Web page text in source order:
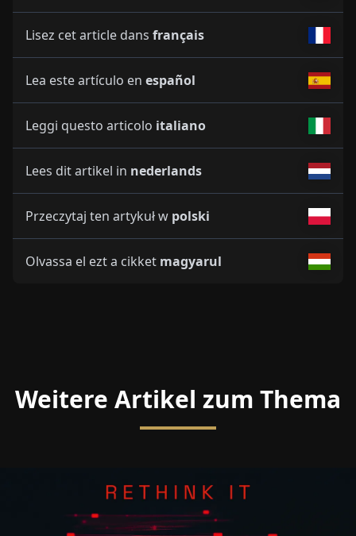
Lisez cet article dans français
Lea este artículo en español
Leggi questo articolo italiano
Lees dit artikel in nederlands
Przeczytaj ten artykuł w polski
Olvassa el ezt a cikket magyarul
Weitere Artikel zum Thema